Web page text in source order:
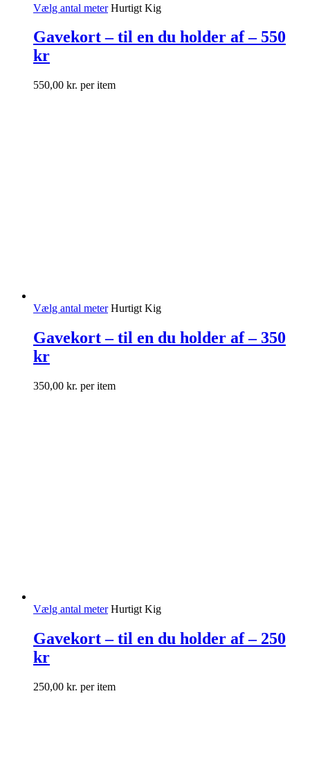
Vælg antal meter Hurtigt Kig
Gavekort – til en du holder af – 550
kr
550,00 kr. per item
Vælg antal meter Hurtigt Kig
Gavekort – til en du holder af – 350
kr
350,00 kr. per item
Vælg antal meter Hurtigt Kig
Gavekort – til en du holder af – 250
kr
250,00 kr. per item